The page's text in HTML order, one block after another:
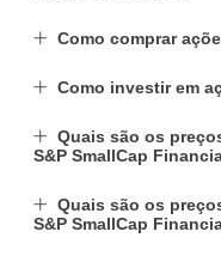
Como comprar
Como investir em
Quais são os
S&P SmallCap
Quais são os
S&P SmallCap